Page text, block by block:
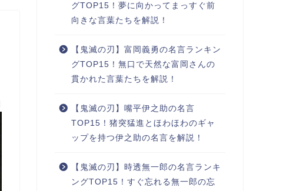
グTOP15！夢に向かってまっすぐ前
向きな言葉たちを解説！
【鬼滅の刃】富岡義勇の名言ランキン
グTOP15！無口で天然な富岡さんの
貫かれた言葉たちを解説！
【鬼滅の刃】嘴平伊之助の名言
TOP15！猪突猛進とほわほわのギャ
ップを持つ伊之助の名言を解説！
【鬼滅の刃】時透無一郎の名言ランキ
ングTOP15！すぐ忘れる無一郎の忘